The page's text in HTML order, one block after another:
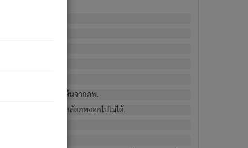
น
นักในภพนั้น
งปวงนั้น มิใช่ผู้หลดพ้นจากภพ.
าหมณ์ทั้งปวงนั้น ก็ยังสลัดภพออกไปไม่ได้.